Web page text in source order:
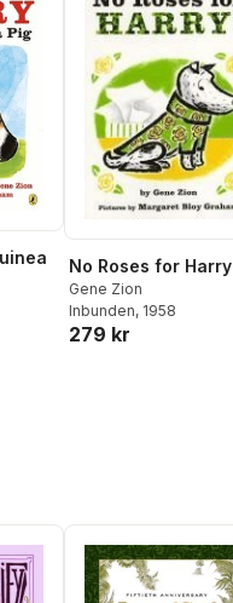
No Roses for Harry
Gene Zion
Inbunden, 1958
279 kr